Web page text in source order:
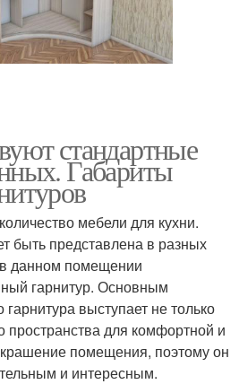
стандартные
Габариты
мебели для кухни.
быть представлена в разных
данном помещении
гарнитур. Основным
выступает не только
пространства для комфортной и
помещения, поэтому он
и интересным.